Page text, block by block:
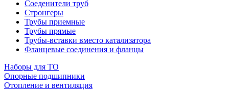
Соеденители труб
Стронгеры
Трубы приемные
Трубы прямые
Трубы-вставки вместо катализатора
Фланцевые соединения и фланцы
Наборы для ТО
Опорные подшипники
Отопление и вентиляция